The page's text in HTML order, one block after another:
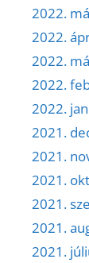
2022.
2022.
2022.
2022.
2022.
2021.
2021.
2021.
2021.
2021.
2021.